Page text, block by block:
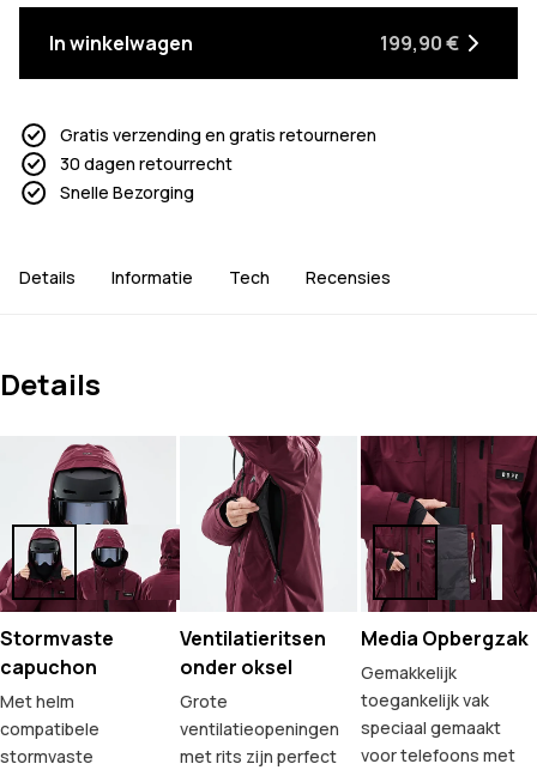
In winkelwagen 199,90 €
Gratis verzending en gratis retourneren
30 dagen retourrecht
Snelle Bezorging
Details Informatie Tech Recensies
Details
Stormvaste
capuchon
Met helm
compatibele
stormvaste
Ventilatieritsen
onder oksel
Grote
ventilatieopeningen
met rits zijn perfect
Media Opbergzak
Gemakkelijk
toegankelijk vak
speciaal gemaakt
voor telefoons met